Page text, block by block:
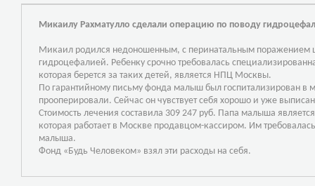
Микаилу Рахматулло сделали операцию по поводу
Микаил родился недоношенным, с перинатальным поражением
гидроцефалией. Ребенку срочно требовалась
которая берется за таких детей, является НПЦ Москвы.
По гарантийному письму фонда малыш был госпитализирован в
прооперировали. Сейчас он чувствует себя хорошо и уже
Стоимость лечения составила 309 247 руб. Папа малыша
которая работает в Москве продавцом-кассиром. Им
малыша.
Фонд «Будь Человеком» взял эти расходы на себя.